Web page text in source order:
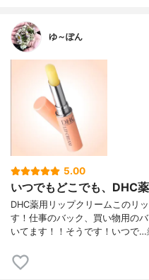
ゆ～ぽん
5.00
いつでもどこでも、DHC
DHC薬用リップクリームこのリ
す！仕事のバック、買い物用の
いてます！！そうです！いつで…